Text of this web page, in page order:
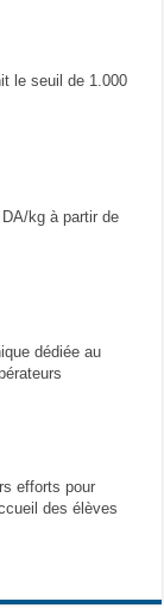
le seuil de 1.000
kg à partir de
dédiée au
efforts pour
des élèves